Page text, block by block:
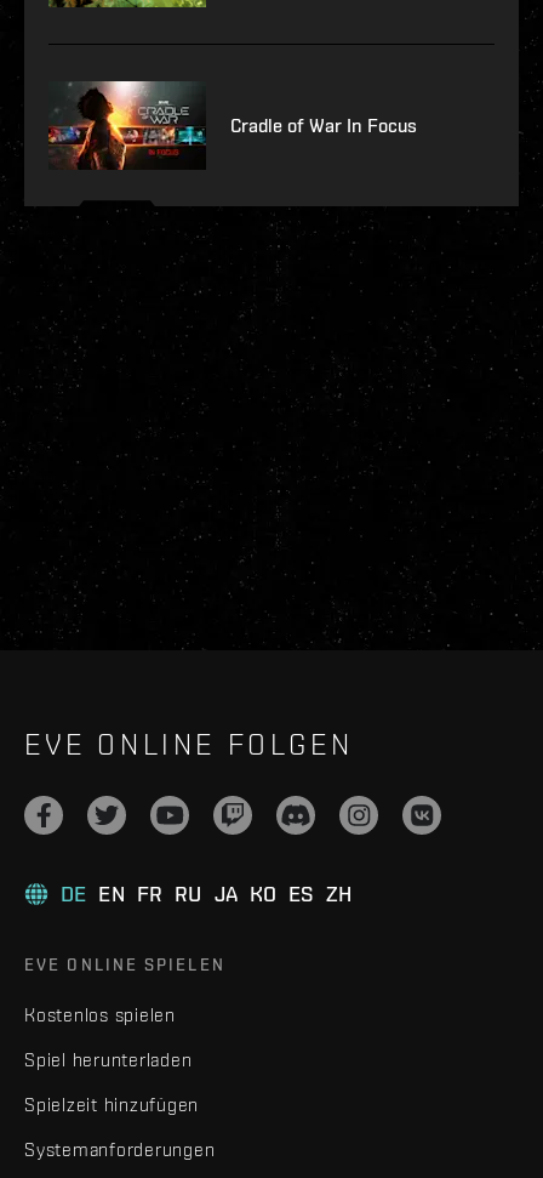
Cradle of War In Focus
EVE ONLINE FOLGEN
DE EN FR RU JA KO ES ZH
EVE ONLINE SPIELEN
Kostenlos spielen
Spiel herunterladen
Spielzeit hinzufügen
Systemanforderungen